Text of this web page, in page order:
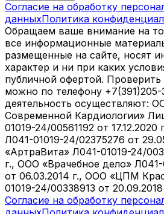
Согласие на обработку
данныхПолитика
Обращаем ваше внимание на
все информационные
размещенные на сайте, носят
характер и ни при каких
публичной офертой.
можно по телефону
деятельность осуществляют:
Современной Кардиологии»
01019-24/00561192 от
Л041-01019-24/02375276 от
«АртраВита» Л041-01019-24/
г., ООО «Врачебное дело» Л041-
от 06.03.2014 г., ООО «ЦПМ
01019-24/00338913 от 20.09.2018
Согласие на обработку